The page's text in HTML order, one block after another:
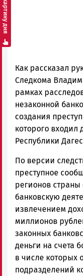
Как рассказал
Следкома
рамках
незаконной
создания
которого входил
Республики
По версии
преступное
регионов
банковскую
извлечением
миллионов
законных
деньги на счета
в числе которых
подразделений